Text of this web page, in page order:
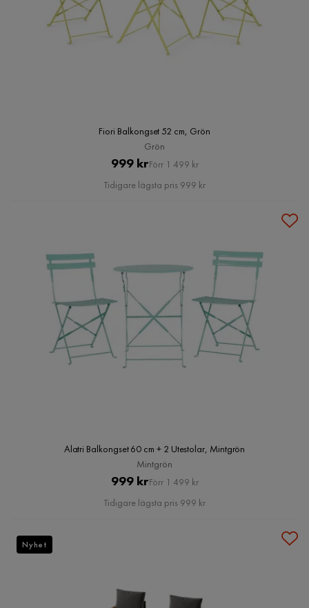
Fiori Balkongset 52 cm, Grön
Grön
Pris
999 kr Original
Pris
Förr 1 499 kr
Tidigare lägsta pris 999 kr
Alatri Balkongset 60 cm + 2 Utestolar, Mintgrön
Mintgrön
Pris
999 kr Original
Pris
Förr 1 499 kr
Tidigare lägsta pris 999 kr
Nyhet